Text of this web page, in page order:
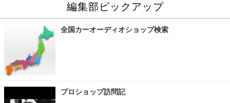
編集部ピックアップ
全国カーオーディオショップ検索
プロショップ訪問記